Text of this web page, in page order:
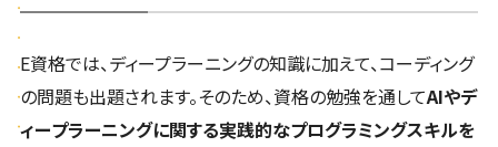
E資格では、ディープラーニングの知識に加えて、コーディング
の問題も出題されます。そのため、資格の勉強を通してAIやデ
ィープラーニングに関する実践的なプログラミングスキルを